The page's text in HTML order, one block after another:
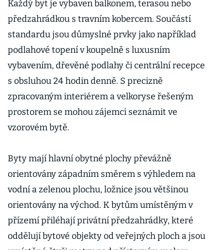
Každý byt je vybaven balkonem, terasou nebo
předzahrádkou s travním kobercem. Součástí
standardu jsou důmyslné prvky jako například
podlahové topení v koupelně s luxusním
vybavením, dřevěné podlahy či centrální recepce
s obsluhou 24 hodin denně. S precizně
zpracovaným interiérem a velkoryse řešeným
prostorem se mohou zájemci seznámit ve
vzorovém bytě.
Byty mají hlavní obytné plochy převážně
orientovány západním směrem s výhledem na
vodní a zelenou plochu, ložnice jsou většinou
orientovány na východ. K bytům umístěným v
přízemí přiléhají privátní předzahrádky, které
oddělují bytové objekty od veřejných ploch a jsou